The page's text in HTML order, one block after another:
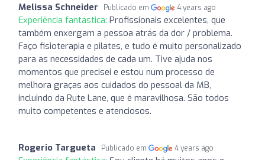
Melissa Schneider Publicado em 4 years ago
Experiência fantástica: Profissionais excelentes, que
também enxergam a pessoa atrás da dor / problema.
Faço fisioterapia e pilates, e tudo é muito personalizado
para as necessidades de cada um. Tive ajuda nos
momentos que precisei e estou num processo de
melhora graças aos cuidados do pessoal da MB,
incluindo da Rute Lane, que é maravilhosa. São todos
muito competentes e atenciosos.
Rogerio Targueta Publicado em 4 years ago